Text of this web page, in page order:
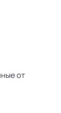
от